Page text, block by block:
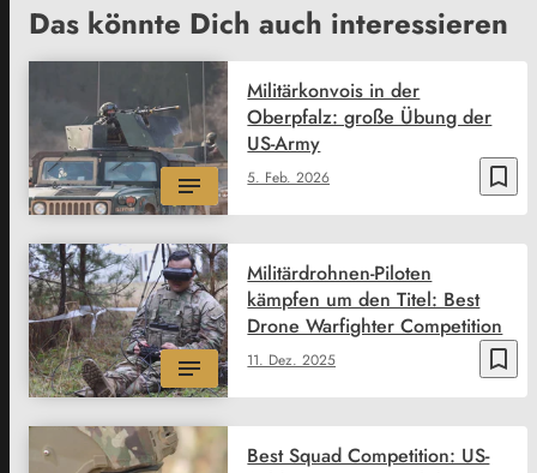
Das könnte Dich auch interessieren
bookmark_border
5. Feb. 2026
Militärkonvois in der
Oberpfalz: große Übung der
US-Army
bookmark_border
11. Dez. 2025
Militärdrohnen-Piloten
kämpfen um den Titel: Best
Drone Warfighter Competition
Best Squad Competition: US-